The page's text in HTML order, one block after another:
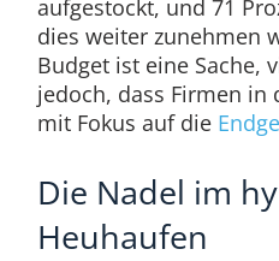
aufgestockt, und 71
dies weiter zunehmen
Budget ist eine Sache,
jedoch, dass Firmen in
mit Fokus auf die
Die Nadel im
Heuhaufen